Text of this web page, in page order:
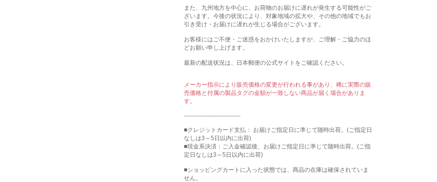
また、九州地方を中心に、お荷物のお届けに遅れが発生する可能性がご
ざいます。今後の状況により、対象地域の拡大や、その他の地域でもお
引き受け・お届けに遅れが生じる場合がございます。
お客様にはご不便・ご迷惑をおかけいたしますが、ご理解・ご協力のほ
どお願い申し上げます。
最新の配送状況は、日本郵便の公式サイトをご確認ください。
メーカー指示により販売価格の変更が行われる事があり、稀に実際の販
売価格と付属の製品タグの金額が一致しない商品が届く場合がありま
す。
-----------------------------
■クレジットカード支払： お届けご指定日に準じて随時出荷。(ご指定日
なしは3～5日以内に出荷)
■現金系決済：ご入金確認後、お届けご指定日に準じて随時出荷。(ご指
定日なしは3～5日以内に出荷)
■ショッピングカートに入った状態では、商品の在庫は確保されていま
せん。